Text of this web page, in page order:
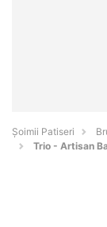
Șoimii Patiseri
Trio - Artisan